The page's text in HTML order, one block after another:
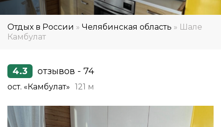
Отдых в России » Челябинская область » Шале
Камбулат
4.3 отзывов - 74
ост. «Камбулат» 121 м